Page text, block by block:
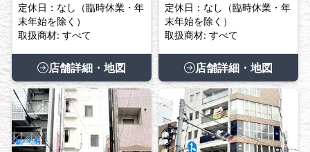
定休日：なし（臨時休業・年
末年始を除く）
取扱商材: すべて
店舗詳細・地図
定休日：なし（臨時休業・年
末年始を除く）
取扱商材: すべて
店舗詳細・地図